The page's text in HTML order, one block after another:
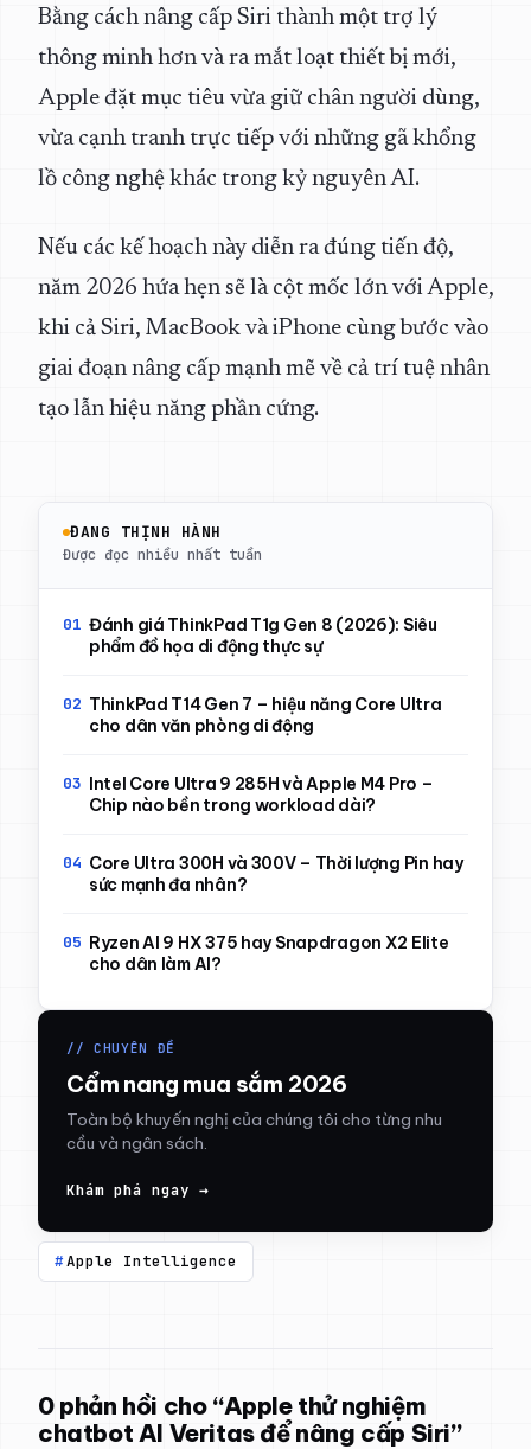
Bằng cách nâng cấp Siri thành một trợ lý
thông minh hơn và ra mắt loạt thiết bị mới,
Apple đặt mục tiêu vừa giữ chân người dùng,
vừa cạnh tranh trực tiếp với những gã khổng
lồ công nghệ khác trong kỷ nguyên AI.
Nếu các kế hoạch này diễn ra đúng tiến độ,
năm 2026 hứa hẹn sẽ là cột mốc lớn với Apple,
khi cả Siri, MacBook và iPhone cùng bước vào
giai đoạn nâng cấp mạnh mẽ về cả trí tuệ nhân
tạo lẫn hiệu năng phần cứng.
ĐANG THỊNH HÀNH
Được đọc nhiều nhất tuần
Đánh giá ThinkPad T1g Gen 8 (2026): Siêu
phẩm đồ họa di động thực sự
ThinkPad T14 Gen 7 – hiệu năng Core Ultra
cho dân văn phòng di động
Intel Core Ultra 9 285H và Apple M4 Pro –
Chip nào bền trong workload dài?
Core Ultra 300H và 300V – Thời lượng Pin hay
sức mạnh đa nhân?
Ryzen AI 9 HX 375 hay Snapdragon X2 Elite
cho dân làm AI?
// CHUYÊN ĐỀ
Cẩm nang mua sắm 2026
Toàn bộ khuyến nghị của chúng tôi cho từng nhu
cầu và ngân sách.
Khám phá ngay →
Apple Intelligence
0 phản hồi cho “Apple thử nghiệm
chatbot AI Veritas để nâng cấp Siri”